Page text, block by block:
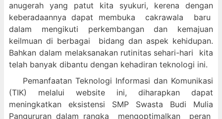
anugerah yang patut kita syukuri, kerena dengan
keberadaannya dapat membuka cakrawala baru
dalam mengikuti perkembangan dan kemajuan
keilmuan di berbagai bidang dan aspek kehidupan.
Bahkan dalam melaksanakan rutinitas sehari-hari kita
telah banyak dibantu dengan kehadiran teknologi ini.
Pemanfaatan Teknologi Informasi dan Komunikasi
(TIK) melalui website ini, diharapkan dapat
meningkatkan eksistensi SMP Swasta Budi Mulia
Pangururan dalam rangka mengoptimalkan peran